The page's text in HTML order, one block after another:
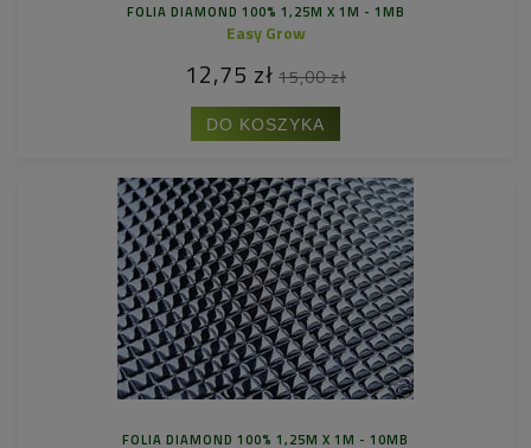
FOLIA DIAMOND 100% 1,25M X 1M - 1MB
Easy Grow
12,75 zł 15,00 zł
DO KOSZYKA
FOLIA DIAMOND 100% 1,25M X 1M - 10MB